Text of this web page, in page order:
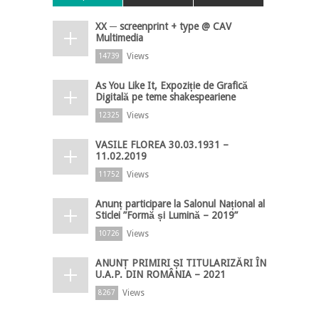
XX ─ screenprint + type @ CAV
Multimedia
14739 Views
As You Like It, Expoziție de Grafică
Digitală pe teme shakespeariene
12325 Views
VASILE FLOREA 30.03.1931 –
11.02.2019
11752 Views
Anunț participare la Salonul Național al
Sticlei ”Formă și Lumină – 2019”
10726 Views
ANUNȚ PRIMIRI ȘI TITULARIZĂRI ÎN
U.A.P. DIN ROMÂNIA – 2021
8267 Views